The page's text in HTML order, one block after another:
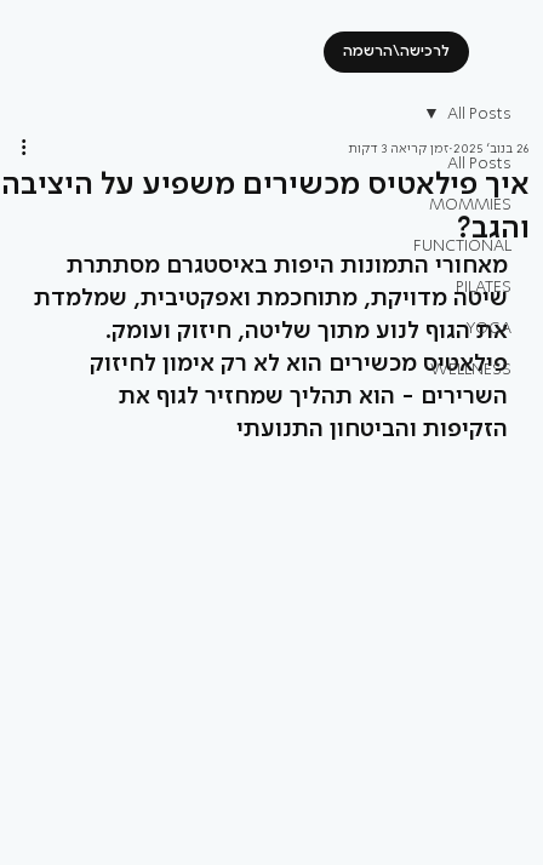
לרכישה\הרשמה
All Posts
MOMMIES
FUNCTIONAL
PILATES
YOGA
WELLNESS
All Posts
איך פילאטיס מכשירים משפיע על היציבה
והגב?
26 בנוב׳ 2025 זמן קריאה 3 דקות
מאחורי התמונות היפות באיסטגרם מסתתרת
שיטה מדויקת, מתוחכמת ואפקטיבית, שמלמדת
את הגוף לנוע מתוך שליטה, חיזוק ועומק.
פילאטיס מכשירים הוא לא רק אימון לחיזוק
השרירים - הוא תהליך שמחזיר לגוף את
הזקיפות והביטחון התנועתי